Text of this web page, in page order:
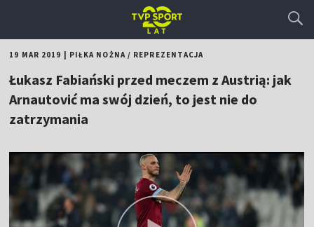
19 MAR 2019 PIŁKA NOŻNA/ REPREZENTACJA
Łukasz Fabiański przed meczem z Austrią: jak
Arnautović ma swój dzień, to jest nie do
zatrzymania